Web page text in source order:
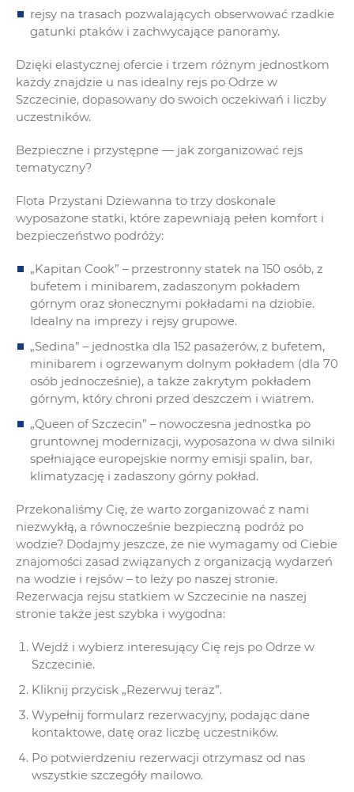
rejsy na trasach pozwalających obserwować rzadkie
gatunki ptaków i zachwycające panoramy.
Dzięki elastycznej ofercie i trzem różnym jednostkom
każdy znajdzie u nas idealny rejs po Odrze w
Szczecinie, dopasowany do swoich oczekiwań i liczby
uczestników.
Bezpieczne i przystępne — jak zorganizować rejs
tematyczny?
Flota Przystani Dziewanna to trzy doskonale
wyposażone statki, które zapewniają pełen komfort i
bezpieczeństwo podróży:
„Kapitan Cook” – przestronny statek na 150 osób, z
bufetem i minibarem, zadaszonym pokładem
górnym oraz słonecznymi pokładami na dziobie.
Idealny na imprezy i rejsy grupowe.
„Sedina” – jednostka dla 152 pasażerów, z bufetem,
minibarem i ogrzewanym dolnym pokładem (dla 70
osób jednocześnie), a także zakrytym pokładem
górnym, który chroni przed deszczem i wiatrem.
„Queen of Szczecin” – nowoczesna jednostka po
gruntownej modernizacji, wyposażona w dwa silniki
spełniające europejskie normy emisji spalin, bar,
klimatyzację i zadaszony górny pokład.
Przekonaliśmy Cię, że warto zorganizować z nami
niezwykłą, a równocześnie bezpieczną podróż po
wodzie? Dodajmy jeszcze, że nie wymagamy od Ciebie
znajomości zasad związanych z organizacją wydarzeń
na wodzie i rejsów – to leży po naszej stronie.
Rezerwacja rejsu statkiem w Szczecinie na naszej
stronie także jest szybka i wygodna:
Wejdź i wybierz interesujący Cię rejs po Odrze w
Szczecinie.
Kliknij przycisk „Rezerwuj teraz”.
Wypełnij formularz rezerwacyjny, podając dane
kontaktowe, datę oraz liczbę uczestników.
Po potwierdzeniu rezerwacji otrzymasz od nas
wszystkie szczegóły mailowo.